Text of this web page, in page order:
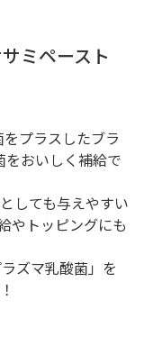
ミペースト
プラスしたブラ
をおいしく補給で
しても与えやすい
やトッピングにも
ズマ乳酸菌」を